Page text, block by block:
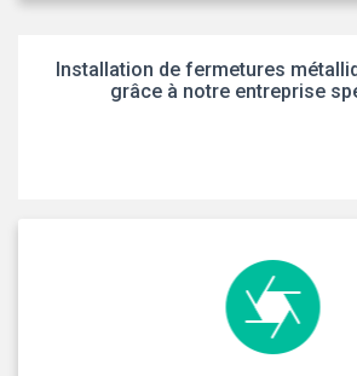
Installation de fermetures
grâce à notre entreprise